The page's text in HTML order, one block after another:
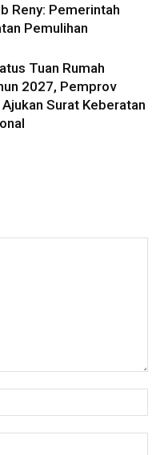
Reny: Pemerintah
Pemulihan
Tuan Rumah
2027, Pemprov
Surat Keberatan